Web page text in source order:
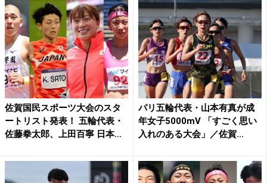
佐賀国民スポーツ大会のスタ
ートリスト発表！ 五輪代表・
佐藤拳太郎、上田百寧 日本...
パリ五輪代表・山本有真が成
年女子5000mV 「すごく思い
入れのある大会」／佐賀...